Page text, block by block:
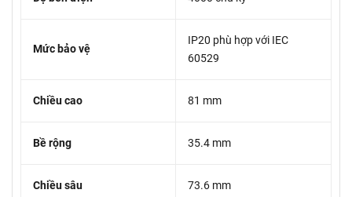
Mức bảo vệ
IP20 phù hợp với IEC
60529
Chiều cao 81 mm
Bề rộng 35.4 mm
Chiều sâu 73.6 mm